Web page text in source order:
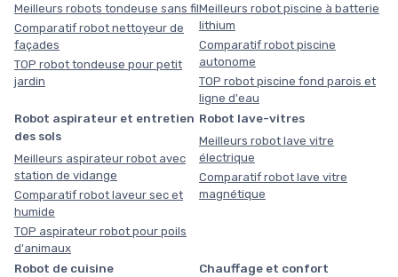
Meilleurs robots tondeuse sans fil
Comparatif robot nettoyeur de
façades
TOP robot tondeuse pour petit
jardin
Meilleurs robot piscine à batterie
lithium
Comparatif robot piscine
autonome
TOP robot piscine fond parois et
ligne d'eau
Robot aspirateur et entretien
des sols
Meilleurs aspirateur robot avec
station de vidange
Comparatif robot laveur sec et
humide
TOP aspirateur robot pour poils
d'animaux
Robot lave-vitres
Meilleurs robot lave vitre
électrique
Comparatif robot lave vitre
magnétique
Robot de cuisine
Chauffage et confort